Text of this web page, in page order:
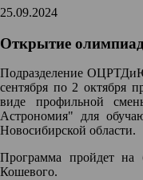
25.09.2024
Открытие
Подразделение
сентября по 2 октября
виде профильной
Астрономия" для
Новосибирской области.
Программа пройдет на
Кошевого.